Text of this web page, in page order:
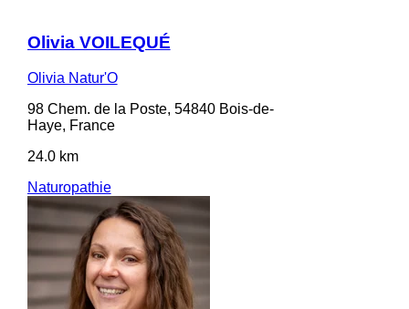
Olivia VOILEQUÉ
Olivia Natur'O
98 Chem. de la Poste, 54840 Bois-de-
Haye, France
24.0 km
Naturopathie